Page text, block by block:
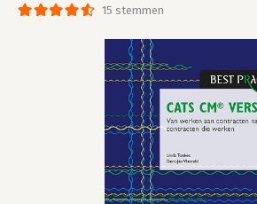
15 stemmen